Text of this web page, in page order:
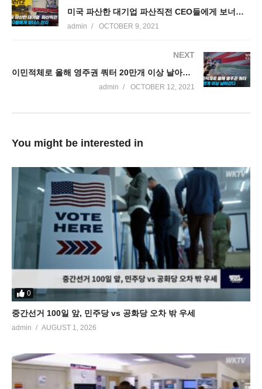
미국 파산한 대기업 파산직전 CEO들에게 보너스 잔치
admin OCTOBER 9, 2021
NEXT
이민적체로 올해 영주권 쿼터 20만개 이상 날아갔다
admin OCTOBER 12, 2021
You might be interested in
0
중간선거 100일 앞, 민주당 vs 공화당 오차 밖 우세
admin AUGUST 1, 2026